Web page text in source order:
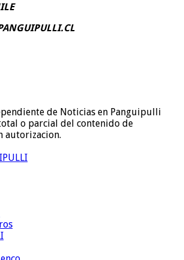
de Noticias en Panguipulli
o parcial del contenido de
autorizacion.